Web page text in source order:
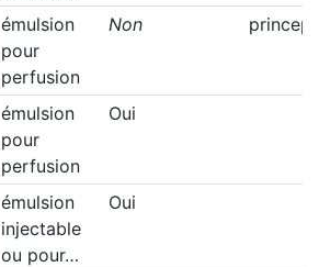
émulsion
pour
perfusion
Non princeps
émulsion
pour
perfusion
Oui
émulsion
injectable
ou pour…
Oui